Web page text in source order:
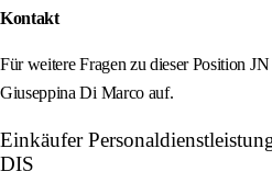
Kontakt
Für weitere Fragen zu dieser Position
Giuseppina Di Marco auf.
Einkäufer
DIS